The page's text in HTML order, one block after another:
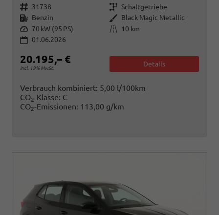
Fahrzeugnr. 31738 Getriebe Schaltgetriebe
Kraftstoff Benzin Außenfarbe Black Magic Metallic
Leistung 70 kW (95 PS) Kilometerstand
10 km
01.06.2026
20.195,– €
incl. 19% MwSt.
Details
Verbrauch kombiniert: 5,00 l/100km
CO2-Klasse: C
CO2-Emissionen: 113,00 g/km